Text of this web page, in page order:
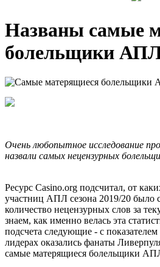
Названы самые
болельщики
Очень любопытное исследование
назвали самых нецензурных
Ресурс Casino.org подсчитал, от
участниц АПЛ сезона 2019/20 было
количество нецензурных слов за
знаем, как именно велась эта
подсчета следующие - с
лидерах оказались фанаты
самые матерящиеся болельщики